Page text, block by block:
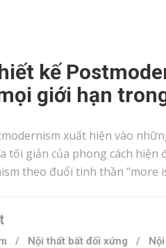
kế
giới hạn
xuất hiện vào
tối giản của phong cách hiện
theo đuổi tinh thần “more
/ Nội thất bất đối xứng /